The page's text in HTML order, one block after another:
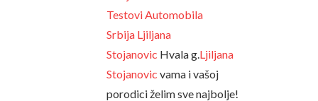
Testovi Automobila
Srbija Ljiljana
Stojanovic Hvala g.Ljiljana
Stojanovic vama i vašoj
porodici želim sve najbolje!